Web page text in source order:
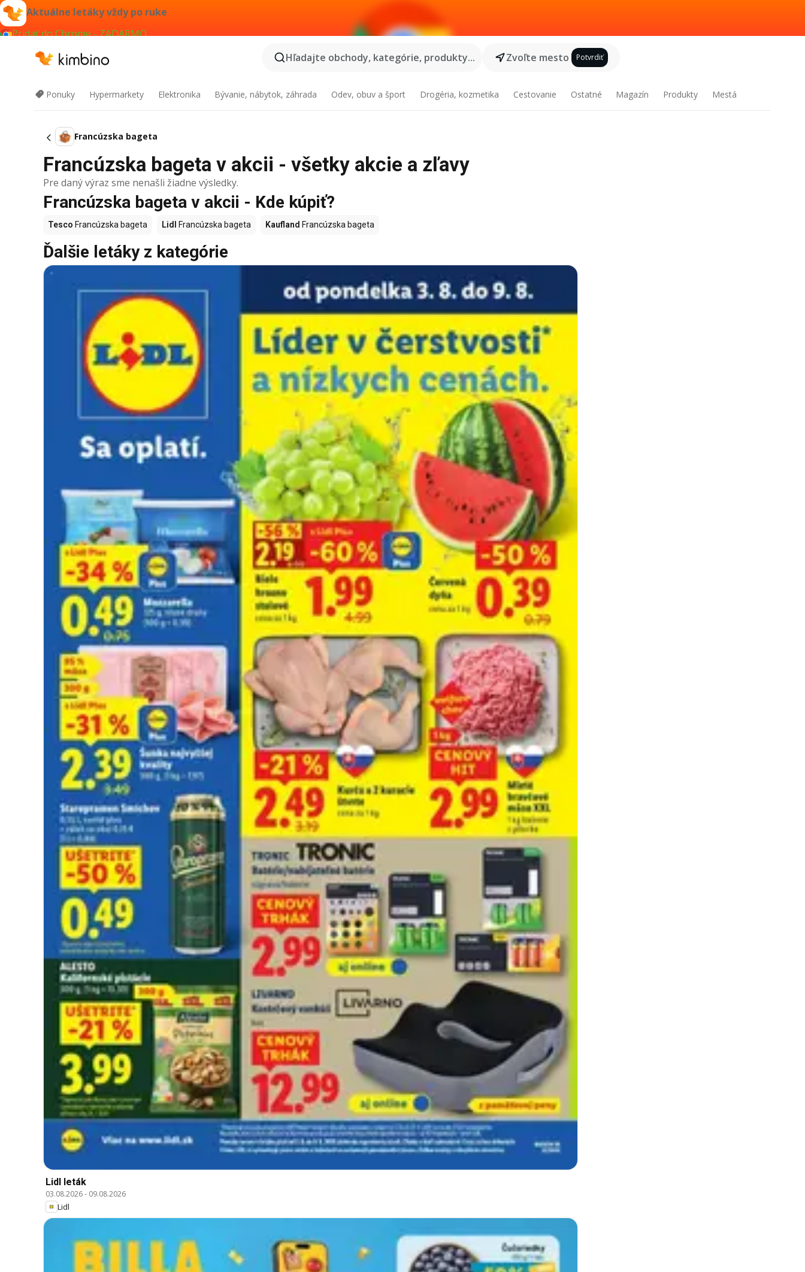
Aktuálne letáky vždy po ruke
Pridať do Chrome - ZADARMO
Hľadajte obchody, kategórie, produkty...
Zvoľte mesto Potvrdiť
Ponuky Hypermarkety Elektronika Bývanie, nábytok, záhrada Odev, obuv a šport Drogéria, kozmetika Cestovanie Ostatné Magazín Produkty Mestá
Francúzska bageta
Francúzska bageta v akcii - všetky akcie a zľavy
Pre daný výraz sme nenašli žiadne výsledky.
Francúzska bageta v akcii - Kde kúpiť?
Tesco Francúzska bageta Lidl Francúzska bageta Kaufland Francúzska bageta
Ďalšie letáky z kategórie
Lidl leták
03.08.2026- 09.08.2026
Lidl